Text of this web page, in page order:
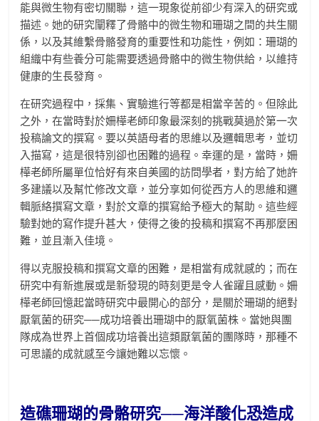
能與微生物有密切關聯，這一現象從前卻少有深入的研究或
描述。她的研究闡釋了骨骼中的微生物和珊瑚之間的共生關
係，以及其維繫骨骼發育的重要性和功能性，例如：珊瑚的
組織中有些養分可能需要透過骨骼中的微生物供給，以維持
健康的生長發育。
在研究過程中，採集、實驗進行等都是相當辛苦的。但除此
之外，在當時對於姍樺老師印象最深刻的挑戰莫過於第一次
投稿論文的撰寫。要以英語母者的思維以及邏輯思考，並切
入描寫，這是很特別卻也困難的過程。幸運的是，當時，姍
樺老師所屬單位恰好有來自美國的訪問學者，對方給了她許
多建議以及幫忙修改文章，並分享如何從西方人的思維和邏
輯脈絡撰寫文章，對於文章的撰寫給予極大的幫助。這些經
驗對她的寫作提升甚大，使得之後的投稿和撰寫不再那麼困
難，並且漸入佳境。
得以克服投稿和撰寫文章的困難，是相當有成就感的；而在
研究中有新進展或是新發現的時刻更是令人雀躍且感動。姍
樺老師回憶起當時研究中最開心的部分，是關於珊瑚的絕對
厭氧菌的研究──成功培養出珊瑚中的厭氧菌株。當她與團
隊成為世界上首個成功培養出這類厭氧菌的團隊時，那種不
可思議的成就感至今讓她難以忘懷。
造礁珊瑚的骨骼研究──海洋酸化恐造成